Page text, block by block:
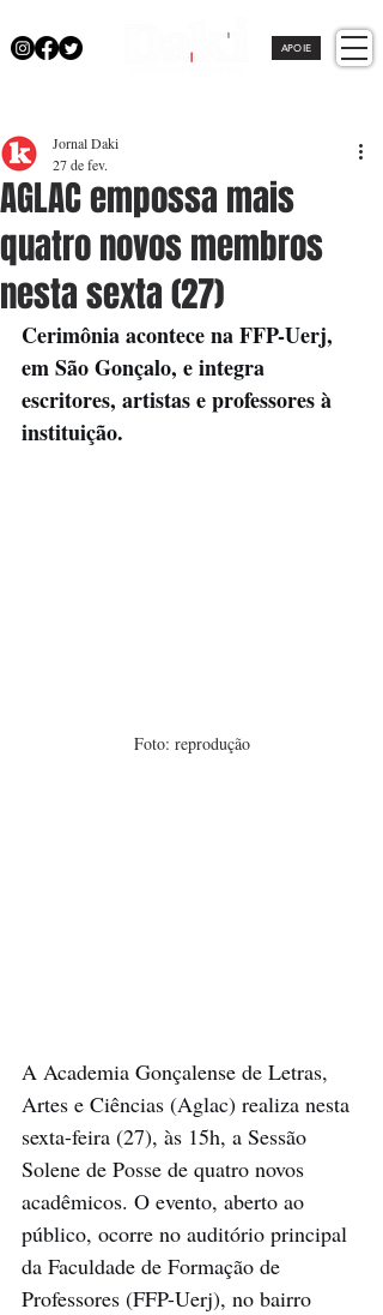
APOIE
AGLAC empossa mais
quatro novos membros
nesta sexta (27)
Jornal Daki
27 de fev.
Cerimônia acontece na FFP-Uerj,
em São Gonçalo, e integra
escritores, artistas e professores à
instituição.
Foto: reprodução
A Academia Gonçalense de Letras,
Artes e Ciências (Aglac) realiza nesta
sexta-feira (27), às 15h, a Sessão
Solene de Posse de quatro novos
acadêmicos. O evento, aberto ao
público, ocorre no auditório principal
da Faculdade de Formação de
Professores (FFP-Uerj), no bairro